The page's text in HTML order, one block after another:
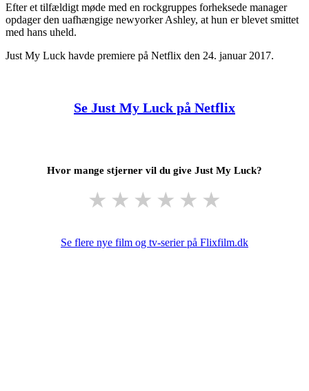
Efter et tilfældigt møde med en rockgruppes forheksede manager
opdager den uafhængige newyorker Ashley, at hun er blevet smittet
med hans uheld.
Just My Luck havde premiere på Netflix den 24. januar 2017.
Se Just My Luck på Netflix
Hvor mange stjerner vil du give Just My Luck?
★ ★ ★ ★ ★ ★
Se flere nye film og tv-serier på Flixfilm.dk